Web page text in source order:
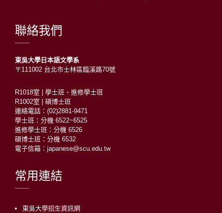
聯絡我們
東吳大學日本語文學系
〒111002 台北市士林區臨溪路70號
R1018室 | 學士班、進修學士班
R1002室 | 碩博士班
連絡電話：(02)2881-9471
學士班：分機 6522~6525
進修學士班：分機 6526
碩博士班：分機 6532
電子信箱：japanese@scu.edu.tw
常用連結
東吳大學招生資訊網